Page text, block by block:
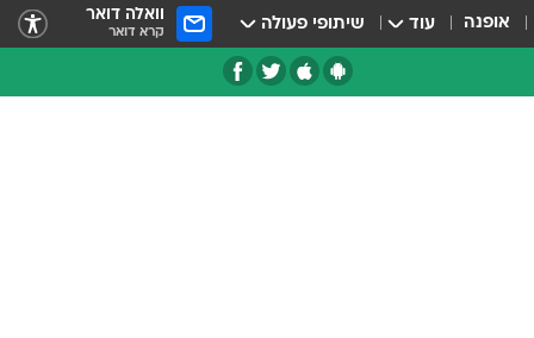
אופנה עוד שיתופי פעולה וואלה דואר
קרא דואר